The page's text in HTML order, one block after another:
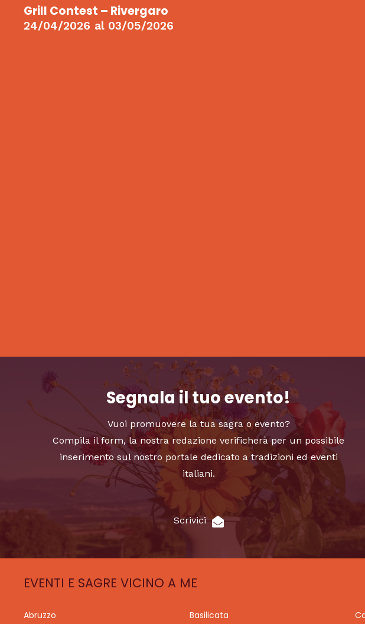
Grill Contest – Rivergaro
24/04/2026 al 03/05/2026
Segnala il tuo evento!
Vuoi promuovere la tua sagra o evento?
Compila il form, la nostra redazione verificherà per un possibile
inserimento sul nostro portale dedicato a tradizioni ed eventi
italiani.
Scrivici
EVENTI E SAGRE VICINO A ME
Abruzzo Basilicata